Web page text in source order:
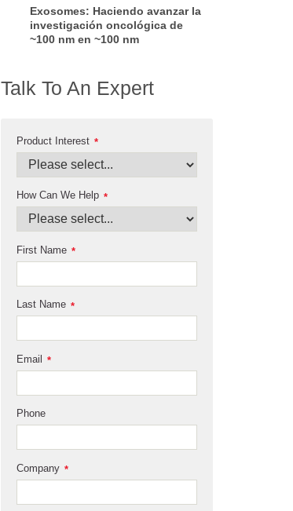
Exosomes: Haciendo avanzar la
investigación oncológica de
~100 nm en ~100 nm
Talk To An Expert
*
Product Interest
*
How Can We Help
*
First Name
*
Last Name
*
Email
Phone
*
Company